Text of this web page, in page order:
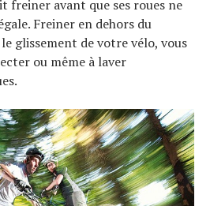
freiner avant que ses roues ne
Freiner en dehors du
glissement de votre vélo, vous
ou même à laver